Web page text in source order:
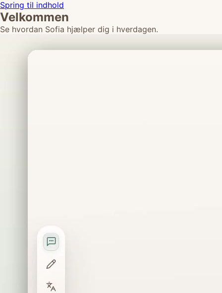
Spring til indhold
Velkommen
Se hvordan Sofia hjælper dig i hverdagen.